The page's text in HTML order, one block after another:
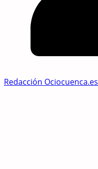
Redacción Ociocuenca.es